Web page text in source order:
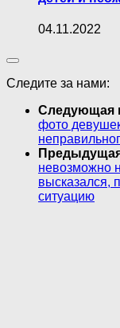
04.11.2022
Следите за нами:
Следующая
фото
невозможно
высказался,
ситуацию